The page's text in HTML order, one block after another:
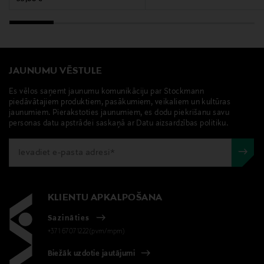
JAUNUMU VĒSTULE
Es vēlos saņemt jaunumu komunikāciju par Stockmann
piedāvātajiem produktiem, pasākumiem, veikaliem un kultūras
jaunumiem. Pierakstoties jaunumiem, es dodu piekrišanu savu
personas datu apstrādei saskaņā ar Datu aizsardzības politiku.
KLIENTU APKALPOŠANA
Sazināties
+371 67071222(pvm/mpm)
Biežāk uzdotie jautājumi